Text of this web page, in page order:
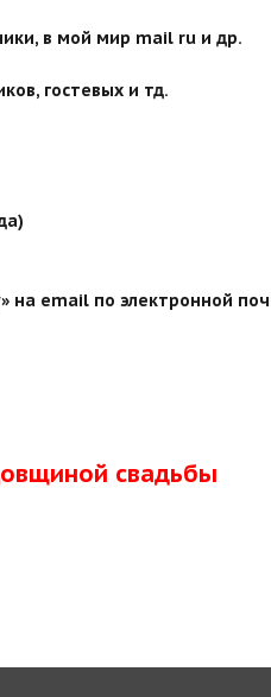
в мой мир mail ru и др.
гостевых и тд.
email по электронной
свадьбы